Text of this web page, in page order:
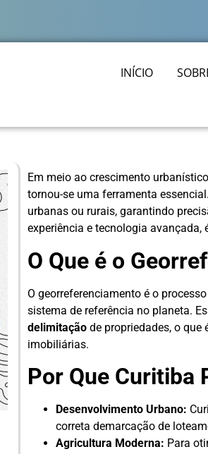
INÍCIO
Em meio ao crescimento
tornou-se uma ferramenta
urbanas ou rurais, garantindo
experiência e tecnologia avançada,
O Que é o
O georreferenciamento é o
sistema de referência no planeta.
delimitação de propriedades, o
imobiliárias.
Por Que Curitiba
Desenvolvimento Urbano:
correta demarcação de
Agricultura Moderna: Para